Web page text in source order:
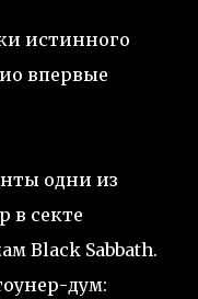
истинного
впервые
одни из
в секте
Black Sabbath.
дум: